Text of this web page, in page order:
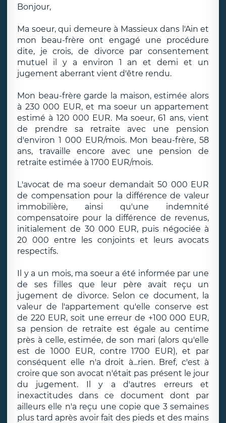
Bonjour,
Ma soeur, qui demeure à Massieux dans l'Ain et
mon beau-frère ont engagé une procédure
dite, je crois, de divorce par consentement
mutuel il y a environ 1 an et demi et un
jugement aberrant vient d'être rendu.
Mon beau-frère garde la maison, estimée alors
à 230 000 EUR, et ma soeur un appartement
estimé à 120 000 EUR. Ma soeur, 61 ans, vient
de prendre sa retraite avec une pension
d'environ 1 000 EUR/mois. Mon beau-frère, 58
ans, travaille encore avec une pension de
retraite estimée à 1700 EUR/mois.
L'avocat de ma soeur demandait 50 000 EUR
de compensation pour la différence de valeur
immobilière, ainsi qu'une indemnité
compensatoire pour la différence de revenus,
initialement de 30 000 EUR, puis négociée à
20 000 entre les conjoints et leurs avocats
respectifs.
Il y a un mois, ma soeur a été informée par une
de ses filles que leur père avait reçu un
jugement de divorce. Selon ce document, la
valeur de l'appartement qu'elle conserve est
de 220 EUR, soit une erreur de +100 000 EUR,
sa pension de retraite est égale au centime
près à celle, estimée, de son mari (alors qu'elle
est de 1000 EUR, contre 1700 EUR), et par
conséquent elle n'a droit à...rien. Bref, c'est à
croire que son avocat n'était pas présent le jour
du jugement. Il y a d'autres erreurs et
inexactitudes dans ce document dont par
ailleurs elle n'a reçu une copie que 3 semaines
plus tard après avoir fait des pieds et des mains